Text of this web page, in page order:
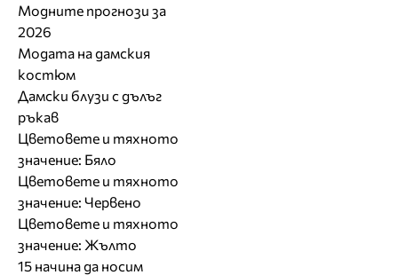
Модните прогнози за
2026
Модата на дамския
костюм
Дамски блузи с дълъг
ръкав
Цветовете и тяхното
значение: Бяло
Цветовете и тяхното
значение: Червено
Цветовете и тяхното
значение: Жълто
15 начина да носим